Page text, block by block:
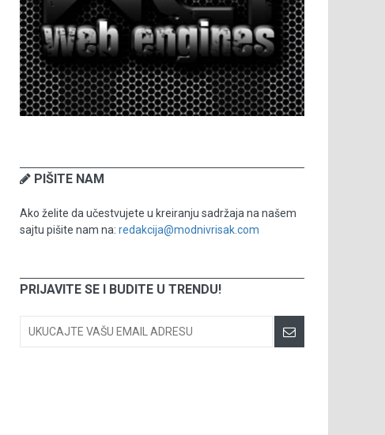
PIŠITE NAM
Ako želite da učestvujete u kreiranju sadržaja na našem
sajtu pišite nam na: redakcija@modnivrisak.com
PRIJAVITE SE I BUDITE U TRENDU!